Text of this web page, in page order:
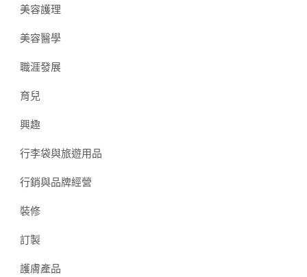
美容護理
美容醫學
職涯發展
育兒
興趣
行李袋與旅遊用品
行銷與品牌經營
裝修
訂製
護膚產品